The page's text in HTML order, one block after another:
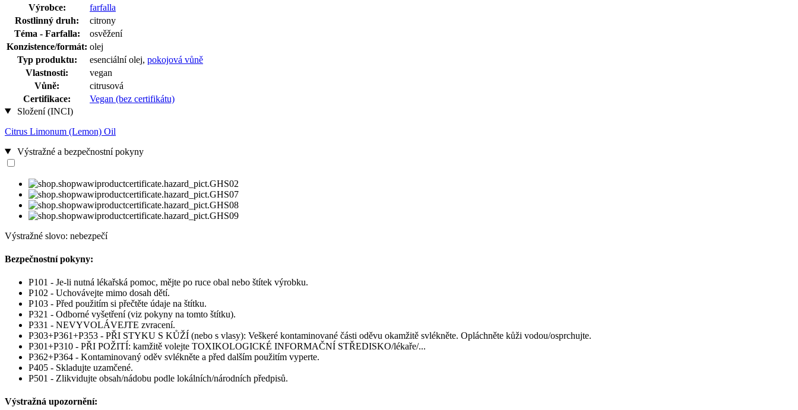
Výrobce:
farfalla
Rostlinný druh:
citrony
Téma - Farfalla:
osvěžení
Konzistence/formát: olej
Typ produktu:
esenciální olej, pokojová vůně
Vlastnosti:
vegan
Vůně:
citrusová
Certifikace:
Vegan (bez certifikátu)
Složení (INCI)
Citrus Limonum (Lemon) Oil
Výstražné a bezpečnostní pokyny
Výstražné slovo: nebezpečí
Bezpečnostní pokyny:
P101 - Je-li nutná lékařská pomoc, mějte po ruce obal nebo štítek výrobku.
P102 - Uchovávejte mimo dosah dětí.
P103 - Před použitím si přečtěte údaje na štítku.
P321 - Odborné vyšetření (viz pokyny na tomto štítku).
P331 - NEVYVOLÁVEJTE zvracení.
P303+P361+P353 - PŘI STYKU S KŮŽÍ (nebo s vlasy): Veškeré kontaminované části oděvu okamžitě svlékněte. Opláchněte kůži vodou/osprchujte.
P301+P310 - PŘI POŽITÍ: kamžitě volejte TOXIKOLOGICKÉ INFORMAČNÍ STŘEDISKO/lékaře/...
P362+P364 - Kontaminovaný oděv svlékněte a před dalším použitím vyperte.
P405 - Skladujte uzamčené.
P501 - Zlikvidujte obsah/nádobu podle lokálních/národních předpisů.
Výstražná upozornění: